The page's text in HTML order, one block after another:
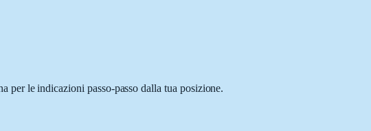
per le indicazioni passo-passo dalla tua posizione.